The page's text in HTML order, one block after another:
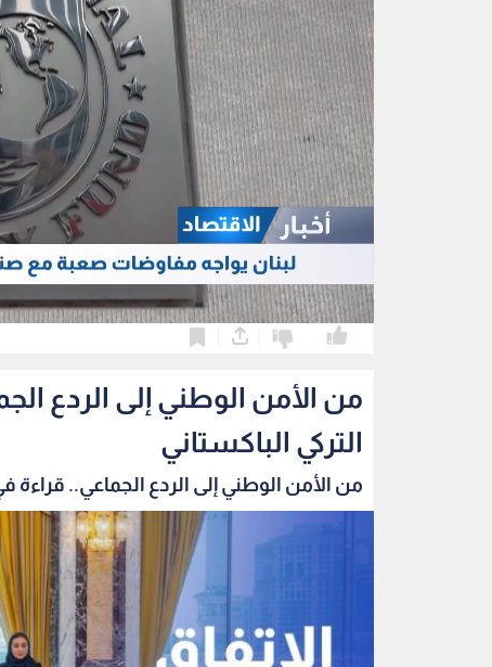
من الأمن الوطني إلى الردع
التركي الباكستاني
من الأمن الوطني إلى الردع الجماعي.. قراءة